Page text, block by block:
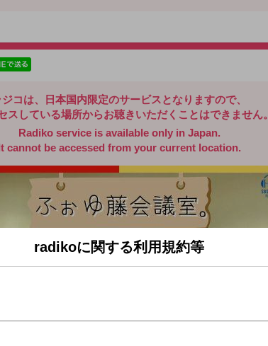
ジコは、日本国内限定のサービスとなりますので、
スしている場所からお聴きいただくことはできません。
Radiko service is available only in Japan.
cannot be accessed from your current location.
radikoに関する利用規約等